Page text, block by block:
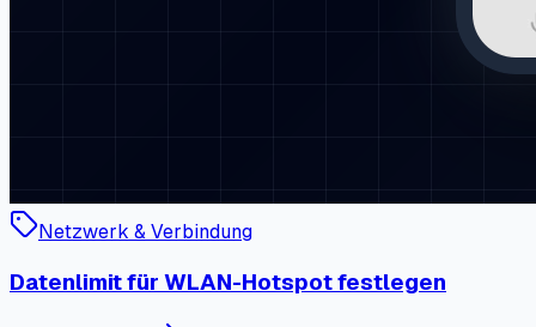
Netzwerk & Verbindung
Datenlimit für WLAN-Hotspot festlegen